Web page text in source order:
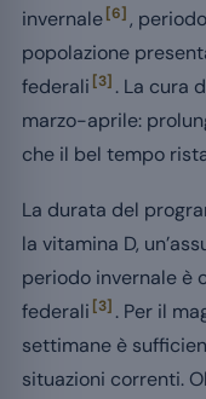
invernale[6] ,
popolazione
federali [3] . La cura
marzo-aprile:
che il bel tempo
La durata del
la vitamina D,
periodo invernale è
federali [3] . Per il
settimane è
situazioni correnti.